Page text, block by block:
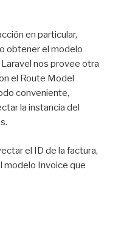
en particular,
obtener el modelo
nos provee otra
el Route Model
conveniente,
la instancia del
el ID de la factura,
modelo Invoice que